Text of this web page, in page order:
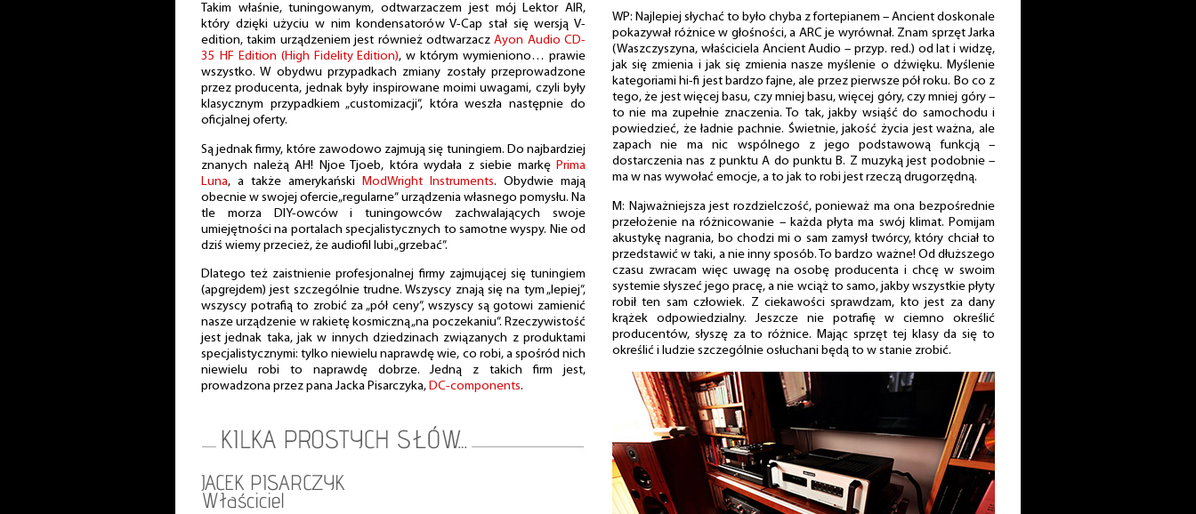
Takim właśnie, tuningowanym, odtwarzaczem jest mój Lektor AIR,
który dzięki użyciu w nim kondensatorów V-Cap stał się wersją V-
edition, takim urządzeniem jest również odtwarzaczAyon Audio CD-
35 HF Edition (High Fidelity Edition), w którym wymieniono… prawie
wszystko. W obydwu przypadkach zmiany zostały przeprowadzone
przez producenta, jednak były inspirowane moimi uwagami, czyli były
klasycznym przypadkiem „customizacji”, która weszła następnie do
oficjalnej oferty.
Są jednak firmy, które zawodowo zajmują się tuningiem. Do najbardziej
znanych należą AH! Njoe Tjoeb, która wydała z siebie markę Prima
Luna, a także amerykański ModWright Instruments. Obydwie mają
obecnie w swojej ofercie„regularne” urządzenia własnego pomysłu. Na
tle morza DIY-owców i tuningowców zachwalających swoje
umiejętności na portalach specjalistycznych to samotne wyspy. Nie od
dziś wiemy przecież, że audiofil lubi „grzebać”.
Dlatego też zaistnienie profesjonalnej firmy zajmującej się tuningiem
(apgrejdem) jest szczególnie trudne. Wszyscy znają się na tym „lepiej”,
wszyscy potrafią to zrobić za „pół ceny”, wszyscy są gotowi zamienić
nasze urządzenie w rakietę kosmiczną „na poczekaniu”. Rzeczywistość
jest jednak taka, jak w innych dziedzinach związanych z produktami
specjalistycznymi: tylko niewielu naprawdę wie, co robi, a spośród nich
niewielu robi to naprawdę dobrze. Jedną z takich firm jest,
prowadzona przez pana Jacka Pisarczyka, DC-components.
JACEK PISARCZYK
Właściciel
WP: Najlepiej słychać to było chyba z fortepianem – Ancient doskonale
pokazywał różnice w głośności, a ARC je wyrównał. Znam sprzęt Jarka
(Waszczyszyna, właściciela Ancient Audio – przyp. red.) od lat i widzę,
jak się zmienia i jak się zmienia nasze myślenie o dźwięku. Myślenie
kategoriami hi-fi jest bardzo fajne, ale przez pierwsze pół roku. Bo co z
tego, że jest więcej basu, czy mniej basu, więcej góry, czy mniej góry –
to nie ma zupełnie znaczenia. To tak, jakby wsiąść do samochodu i
powiedzieć, że ładnie pachnie. Świetnie, jakość życia jest ważna, ale
zapach nie ma nic wspólnego z jego podstawową funkcją –
dostarczenia nas z punktu A do punktu B. Z muzyką jest podobnie –
ma w nas wywołać emocje, a to jak to robi jest rzeczą drugorzędną.
M: Najważniejsza jest rozdzielczość, ponieważ ma ona bezpośrednie
przełożenie na różnicowanie – każda płyta ma swój klimat. Pomijam
akustykę nagrania, bo chodzi mi o sam zamysł twórcy, który chciał to
przedstawić w taki, a nie inny sposób. To bardzo ważne! Od dłuższego
czasu zwracam więc uwagę na osobę producenta i chcę w swoim
systemie słyszeć jego pracę, a nie wciąż to samo, jakby wszystkie płyty
robił ten sam człowiek. Z ciekawości sprawdzam, kto jest za dany
krążek odpowiedzialny. Jeszcze nie potrafię w ciemno określić
producentów, słyszę za to różnice. Mając sprzęt tej klasy da się to
określić i ludzie szczególnie osłuchani będą to w stanie zrobić.